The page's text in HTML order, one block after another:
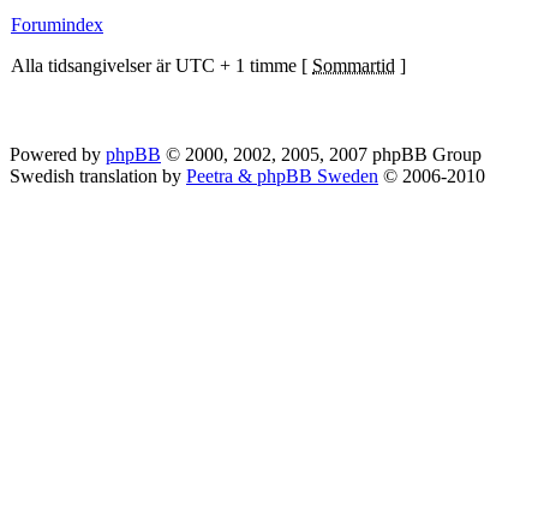
Forumindex
Alla tidsangivelser är UTC + 1 timme [ Sommartid ]
Powered by phpBB © 2000, 2002, 2005, 2007 phpBB Group
Swedish translation by Peetra & phpBB Sweden © 2006-2010